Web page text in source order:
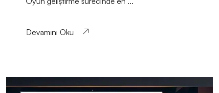
Devamını Oku